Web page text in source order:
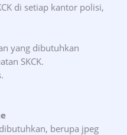
di setiap kantor polisi,
yang dibutuhkan
SKCK.
berupa jpeg